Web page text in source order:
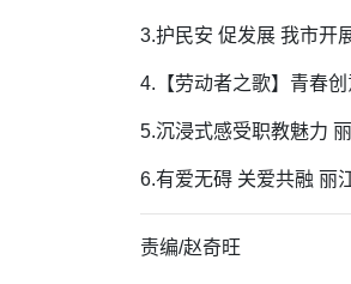
3.护民安 促发展 我市开
4.【劳动者之歌】青春
5.沉浸式感受职教魅力
6.有爱无碍 关爱共融 丽
责编/赵奇旺